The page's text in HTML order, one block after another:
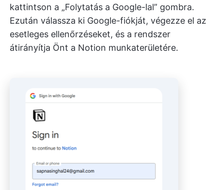
kattintson a „Folytatás a Google-lal” gombra.
Ezután válassza ki Google-fiókját, végezze el az
esetleges ellenőrzéseket, és a rendszer
átirányítja Önt a Notion munkaterületére.